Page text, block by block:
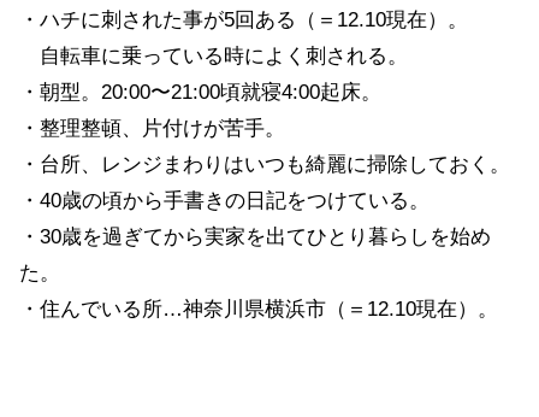
・ハチに刺された事が5回ある（＝12.10現在）。
自転車に乗っている時によく刺される。
・朝型。20:00〜21:00頃就寝4:00起床。
・整理整頓、片付けが苦手。
・台所、レンジまわりはいつも綺麗に掃除しておく。
・40歳の頃から手書きの日記をつけている。
・30歳を過ぎてから実家を出てひとり暮らしを始め
た。
・住んでいる所…神奈川県横浜市（＝12.10現在）。